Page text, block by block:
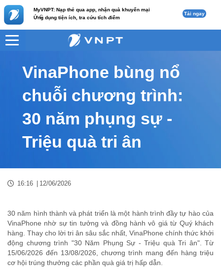
MyVNPT: Nạp thẻ qua app, nhận quà khuyến mại
Ứng dụng tiện ích, tra cứu tích điểm
c Tải ngay
VNPT Nội dung tin
VinaPhone bùng nổ
chuỗi chương trình:
30 năm phụng sự -
Triệu quà tri ân
16:16 12/06/2026
30 năm hình thành và phát triển là một hành trình đầy tự hào của
VinaPhone nhờ sự tin tưởng và đồng hành vô giá từ Quý khách
hàng. Thay cho lời tri ân sâu sắc nhất, VinaPhone chính thức khởi
động chương trình "30 Năm Phụng Sự - Triệu quà Tri ân". Từ
15/06/2026 đến 13/08/2026, chương trình mang đến hàng triệu
cơ hội trúng thưởng các phần quà giá trị hấp dẫn.